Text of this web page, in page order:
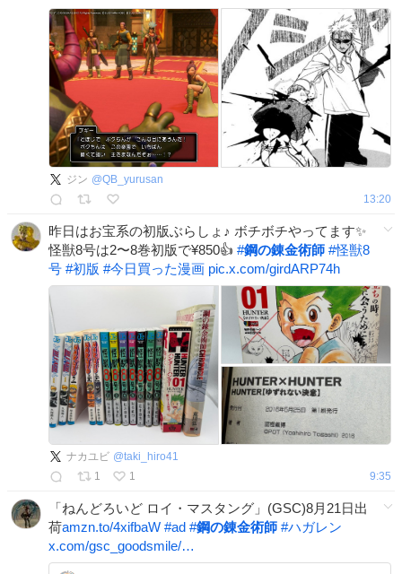
ジン @QB_yurusan
13:20
昨日はお宝系の初版ぶらしょ♪ ボチボチやってます✨
怪獣8号は2〜8巻初版で¥850👍 #鋼の錬金術師 #怪獣8
号 #初版 #今日買った漫画 pic.x.com/girdARP74h
ナカユビ @taki_hiro41
1
1 9:35
「ねんどろいど ロイ・マスタング」(GSC)8月21日出
荷amzn.to/4xifbaW #ad #鋼の錬金術師 #ハガレン
x.com/gsc_goodsmile/…